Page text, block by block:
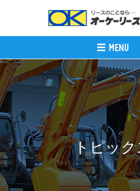
トピック